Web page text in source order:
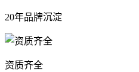
20年品牌沉淀
资质齐全